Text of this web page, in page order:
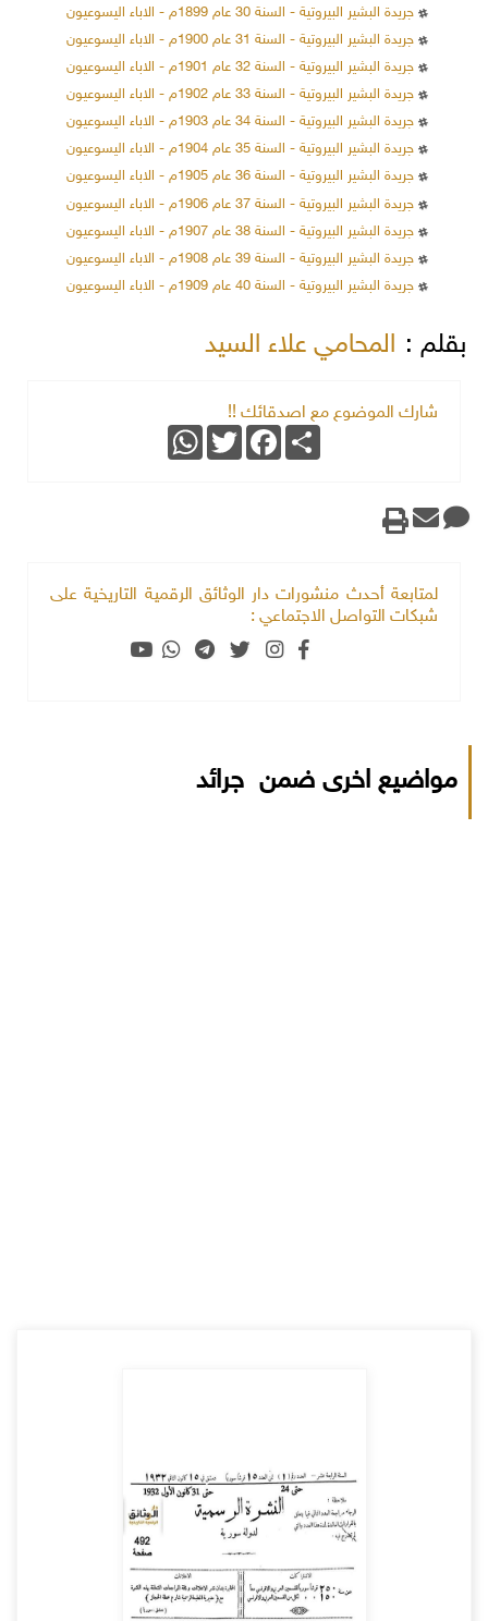
جريدة البشير البيروتية - السنة 30 عام 1899م - الاباء اليسوعيون
جريدة البشير البيروتية - السنة 31 عام 1900م - الاباء اليسوعيون
جريدة البشير البيروتية - السنة 32 عام 1901م - الاباء اليسوعيون
جريدة البشير البيروتية - السنة 33 عام 1902م - الاباء اليسوعيون
جريدة البشير البيروتية - السنة 34 عام 1903م - الاباء اليسوعيون
جريدة البشير البيروتية - السنة 35 عام 1904م - الاباء اليسوعيون
جريدة البشير البيروتية - السنة 36 عام 1905م - الاباء اليسوعيون
جريدة البشير البيروتية - السنة 37 عام 1906م - الاباء اليسوعيون
جريدة البشير البيروتية - السنة 38 عام 1907م - الاباء اليسوعيون
جريدة البشير البيروتية - السنة 39 عام 1908م - الاباء اليسوعيون
جريدة البشير البيروتية - السنة 40 عام 1909م - الاباء اليسوعيون
بقلم : المحامي علاء السيد
شارك الموضوع مع اصدقائك !!
Share
Facebook
Twitter
WhatsApp
لمتابعة أحدث منشورات دار الوثائق الرقمية التاريخية على
شبكات التواصل الاجتماعي :
مواضيع اخرى ضمن جرائد